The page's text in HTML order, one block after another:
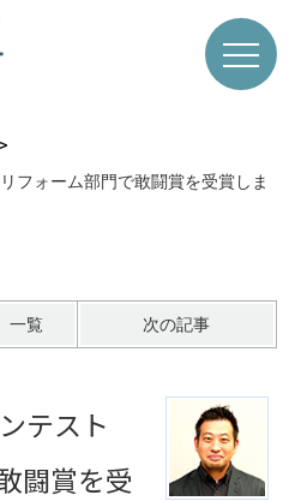
フォーム部門で敢闘賞を受賞しま
一覧 次の記事
テスト
闘賞を受